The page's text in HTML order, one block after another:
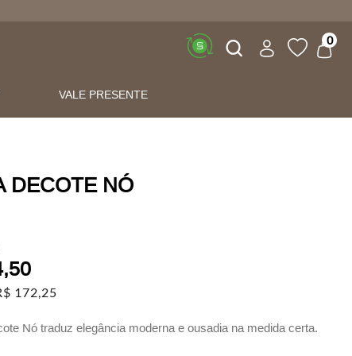
Buscar 0
VALE PRESENTE
DECOTE NÓ
,50
172,25
Nó traduz elegância moderna e ousadia na medida certa.